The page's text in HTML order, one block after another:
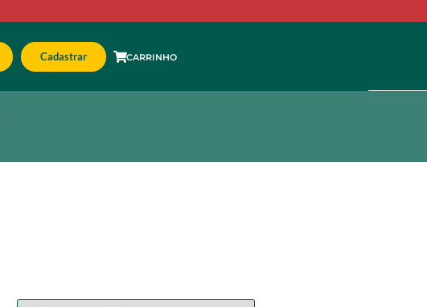
Cadastrar CARRINHO